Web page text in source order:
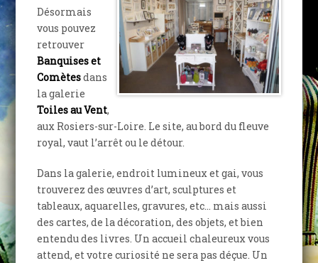
Désormais
vous pouvez
retrouver
Banquises et
Comètesdans
la galerie
Toiles au Vent,
aux Rosiers-sur-Loire. Le site, au bord du fleuve
royal, vaut l’arrêt ou le détour.
Dans la galerie, endroit lumineux et gai, vous
trouverez des œuvres d’art, sculptures et
tableaux, aquarelles, gravures, etc… mais aussi
des cartes, de la décoration, des objets, et bien
entendu des livres. Un accueil chaleureux vous
attend, et votre curiosité ne sera pas déçue. Un